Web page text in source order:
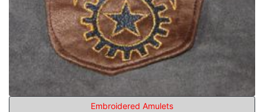
Embroidered Amulets